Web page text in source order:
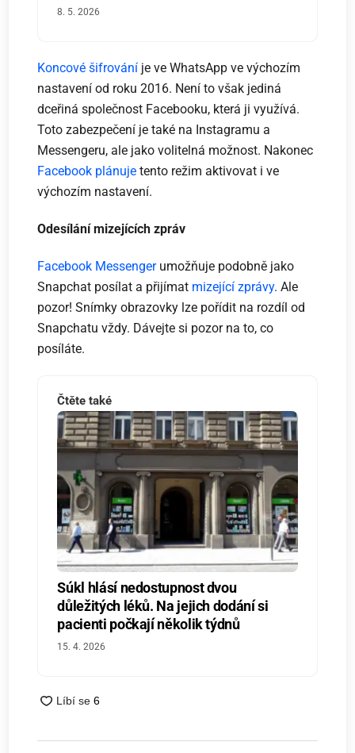
8. 5. 2026
Koncové šifrování je ve WhatsApp ve výchozím
nastavení od roku 2016. Není to však jediná
dceřiná společnost Facebooku, která ji využívá.
Toto zabezpečení je také na Instagramu a
Messengeru, ale jako volitelná možnost. Nakonec
Facebook plánuje tento režim aktivovat i ve
výchozím nastavení.
Odesílání mizejících zpráv
Facebook Messengerumožňuje podobně jako
Snapchat posílat a přijímat mizející zprávy. Ale
pozor! Snímky obrazovky lze pořídit na rozdíl od
Snapchatu vždy. Dávejte si pozor na to, co
posíláte.
Čtěte také
Súkl hlásí nedostupnost dvou
důležitých léků. Na jejich dodání si
pacienti počkají několik týdnů
15. 4. 2026